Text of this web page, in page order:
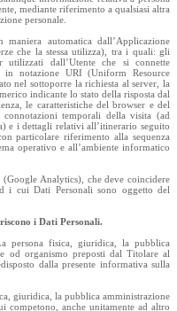
mediante riferimento a qualsiasi altra
personale.
automatica dall’Applicazione
che la stessa utilizza), tra i quali: gli
dall’Utente che si connette
notazione URI (Uniform Resource
nel sottoporre la richiesta al server, la
indicante lo stato della risposta dal
le caratteristiche del browser e del
temporali della visita (ad
e i dettagli relativi all’itinerario seguito
particolare riferimento alla sequenza
operativo e all’ambiente informatico
Analytics), che deve coincidere
i cui Dati Personali sono oggetto del
i Dati Personali.
persona fisica, giuridica, la pubblica
od organismo preposti dal Titolare al
dalla presente informativa sulla
giuridica, la pubblica amministrazione
competono, anche unitamente ad altro